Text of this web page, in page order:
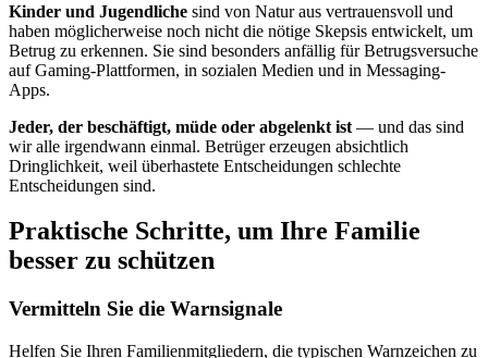
Kinder und Jugendliche sind von Natur aus vertrauensvoll und
haben möglicherweise noch nicht die nötige Skepsis entwickelt, um
Betrug zu erkennen. Sie sind besonders anfällig für Betrugsversuche
auf Gaming-Plattformen, in sozialen Medien und in Messaging-
Apps.
Jeder, der beschäftigt, müde oder abgelenkt ist — und das sind
wir alle irgendwann einmal. Betrüger erzeugen absichtlich
Dringlichkeit, weil überhastete Entscheidungen schlechte
Entscheidungen sind.
Praktische Schritte, um Ihre Familie
besser zu schützen
Vermitteln Sie die Warnsignale
Helfen Sie Ihren Familienmitgliedern, die typischen Warnzeichen zu